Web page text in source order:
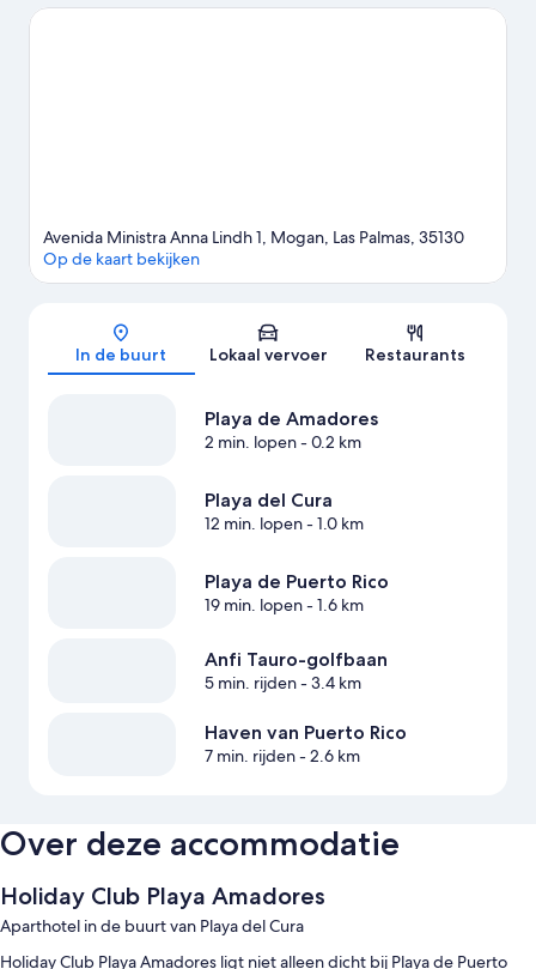
Playa de Puerto Rico. Parque Aquático Lago Taurito en Angry
Kaart
Avenida Ministra Anna Lindh 1, Mogan, Las Palmas, 35130
Op de kaart bekijken
In de buurt Lokaal vervoer Restaurants
Playa de Amadores
2 min. lopen- 0.2 km
Playa del Cura
12 min. lopen- 1.0 km
Playa de Puerto Rico
19 min. lopen- 1.6 km
Anfi Tauro-golfbaan
5 min. rijden- 3.4 km
Haven van Puerto Rico
7 min. rijden- 2.6 km
Over deze accommodatie
Holiday Club Playa Amadores
Aparthotel in de buurt van Playa del Cura
Holiday Club Playa Amadores ligt niet alleen dicht bij Playa de Puerto